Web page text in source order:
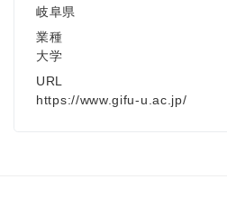
岐阜県
業種
大学
URL
https://www.gifu-u.ac.jp/